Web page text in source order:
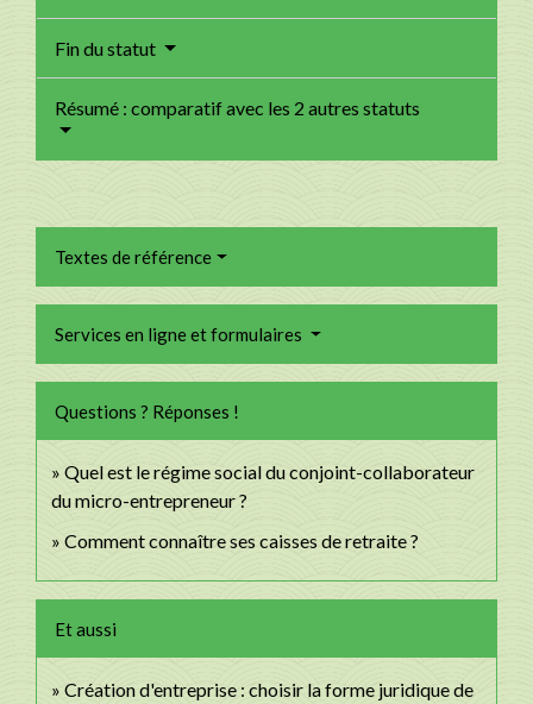
Fin du statut
Résumé : comparatif avec les 2 autres statuts
Textes de référence
Services en ligne et formulaires
Questions ? Réponses !
Quel est le régime social du conjoint-collaborateur
du micro-entrepreneur ?
Comment connaître ses caisses de retraite ?
Et aussi
Création d'entreprise : choisir la forme juridique de